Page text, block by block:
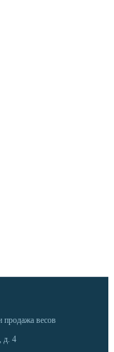
продажа весов
д. 4